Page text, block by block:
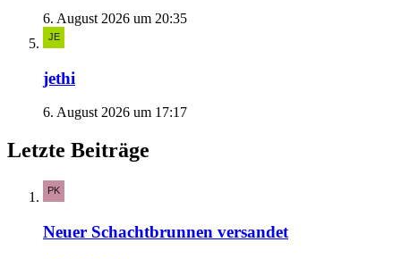
6. August 2026 um 20:35
jethi
6. August 2026 um 17:17
Letzte Beiträge
Neuer Schachtbrunnen versandet